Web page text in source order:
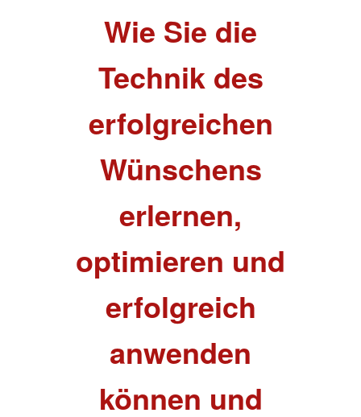
Wie Sie die
Technik des
erfolgreichen
Wünschens
erlernen,
optimieren und
erfolgreich
anwenden
können und